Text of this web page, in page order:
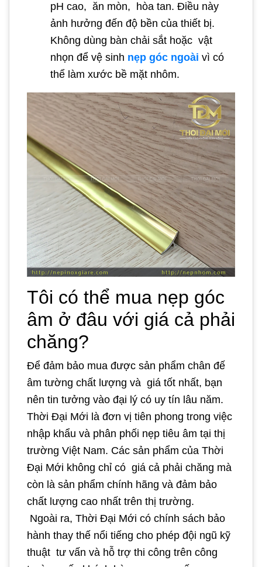
pH cao, ăn mòn, hòa tan. Điều này
ảnh hưởng đến độ bền của thiết bị.
Không dùng bàn chải sắt hoặc vật
nhọn để vệ sinh nẹp góc ngoài vì có
thể làm xước bề mặt nhôm.
Tôi có thể mua nẹp góc
âm ở đâu với giá cả phải
chăng?
Để đảm bảo mua được sản phẩm chân đế
âm tường chất lượng và giá tốt nhất, bạn
nên tin tưởng vào đại lý có uy tín lâu năm.
Thời Đại Mới là đơn vị tiên phong trong việc
nhập khẩu và phân phối nẹp tiêu âm tại thị
trường Việt Nam. Các sản phẩm của Thời
Đại Mới không chỉ có giá cả phải chăng mà
còn là sản phẩm chính hãng và đảm bảo
chất lượng cao nhất trên thị trường.
Ngoài ra, Thời Đại Mới có chính sách bảo
hành thay thế nổi tiếng cho phép đội ngũ kỹ
thuật tư vấn và hỗ trợ thi công trên công